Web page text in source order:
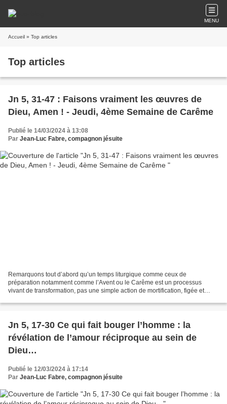
MENU
Accueil » Top articles
Top articles
Jn 5, 31-47 : Faisons vraiment les œuvres de
Dieu, Amen ! - Jeudi, 4ème Semaine de Carême
Publié le 14/03/2024 à 13:08
Par Jean-Luc Fabre, compagnon jésuite
Remarquons tout d’abord qu’un temps liturgique comme ceux de
préparation notamment comme l’Avent ou le Carême est un processus
vivant de transformation, pas une simple action de mortification, figée et
Jn 5, 17-30 Ce qui fait bouger l’homme : la
révélation de l’amour réciproque au sein de
Dieu…
Publié le 12/03/2024 à 17:14
Par Jean-Luc Fabre, compagnon jésuite